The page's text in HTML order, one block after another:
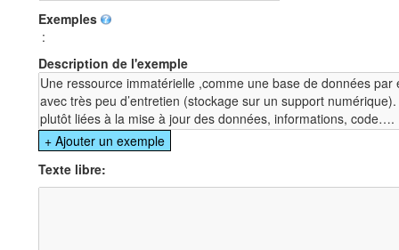
Exemples
:
Description de l'exemple
Texte libre: